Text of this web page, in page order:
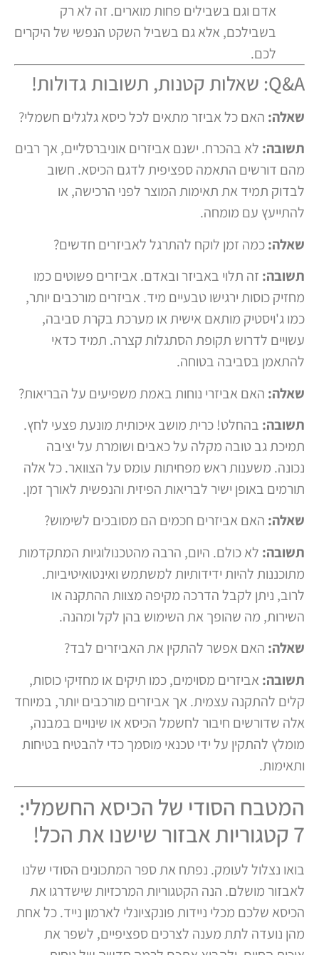
אדם וגם בשבילים פחות מוארים. זה לא רק
בשבילכם, אלא גם בשביל השקט הנפשי של היקרים
לכם.
Q&A: שאלות קטנות, תשובות גדולות!
שאלה:האם כל אביזר מתאים לכל כיסא גלגלים חשמלי?
תשובה:לא בהכרח. ישנם אביזרים אוניברסליים, אך רבים
מהם דורשים התאמה ספציפית לדגם הכיסא. חשוב
לבדוק תמיד את תאימות המוצר לפני הרכישה, או
להתייעץ עם מומחה.
שאלה:כמה זמן לוקח להתרגל לאביזרים חדשים?
תשובה:זה תלוי באביזר ובאדם. אביזרים פשוטים כמו
מחזיק כוסות ירגישו טבעיים מיד. אביזרים מורכבים יותר,
כמו ג'ויסטיק מותאם אישית או מערכת בקרת סביבה,
עשויים לדרוש תקופת הסתגלות קצרה. תמיד כדאי
להתאמן בסביבה בטוחה.
שאלה:האם אביזרי נוחות באמת משפיעים על הבריאות?
תשובה:בהחלט! כרית מושב איכותית מונעת פצעי לחץ.
תמיכת גב טובה מקלה על כאבים ושומרת על יציבה
נכונה. משענות ראש מפחיתות עומס על הצוואר. כל אלה
תורמים באופן ישיר לבריאות הפיזית והנפשית לאורך זמן.
שאלה:האם אביזרים חכמים הם מסובכים לשימוש?
תשובה:לא כולם. היום, הרבה מהטכנולוגיות המתקדמות
מתוכננות להיות ידידותיות למשתמש ואינטואיטיביות.
לרוב, ניתן לקבל הדרכה מקיפה מצוות ההתקנה או
השירות, מה שהופך את השימוש בהן לקל ומהנה.
שאלה:האם אפשר להתקין את האביזרים לבד?
תשובה:אביזרים מסוימים, כמו תיקים או מחזיקי כוסות,
קלים להתקנה עצמית. אך אביזרים מורכבים יותר, במיוחד
אלה שדורשים חיבור לחשמל הכיסא או שינויים במבנה,
מומלץ להתקין על ידי טכנאי מוסמך כדי להבטיח בטיחות
ותאימות.
המטבח הסודי של הכיסא החשמלי:
בואו נצלול לעומק. נפתח את ספר המתכונים הסודי שלנו
לאבזור מושלם. הנה הקטגוריות המרכזיות שישדרגו את
הכיסא שלכם מכלי ניידות פונקציונלי לארמון נייד. כל אחת
מהן נועדה לתת מענה לצרכים ספציפיים, לשפר את